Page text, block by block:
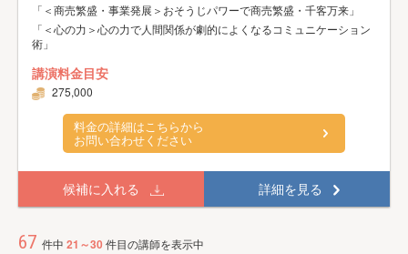
「＜商売繁盛・事業発展＞おそうじパワーで商売繁盛・千客万来」
「＜心の力＞心の力で人間関係が劇的によくなるコミュニケーション
術」
講演料金目安
275,000
料金の詳細はこちらから
お問い合わせください
候補に入れる 詳細を見る
67 件中 21～30件目の講師を表示中